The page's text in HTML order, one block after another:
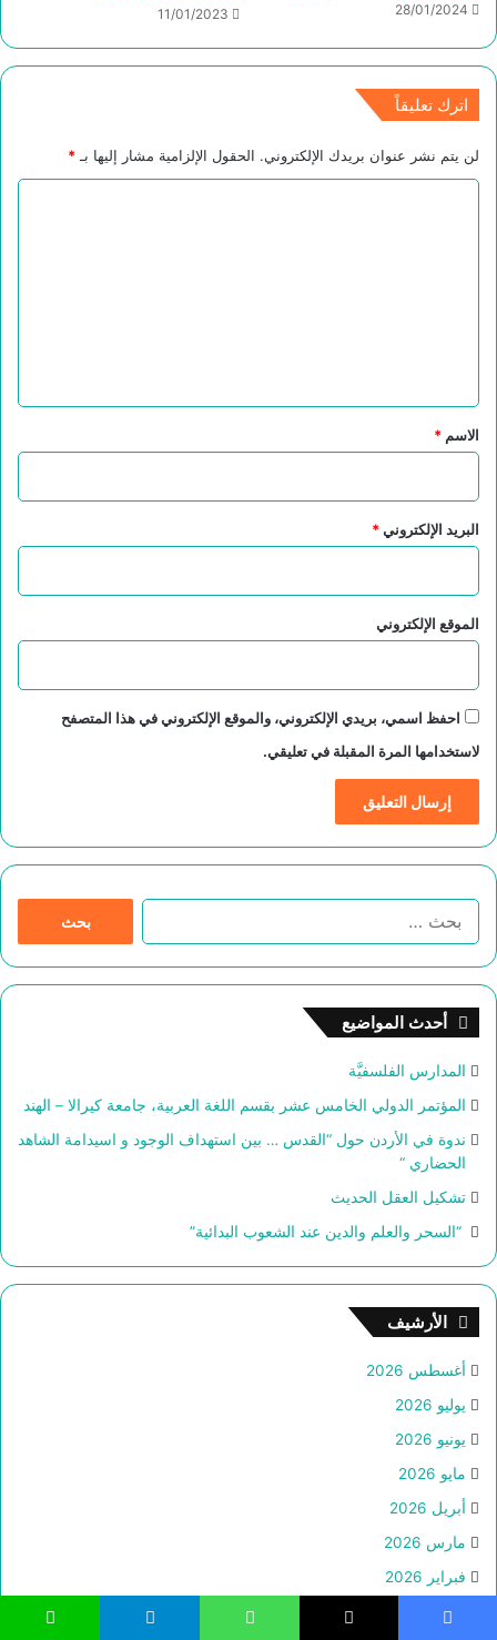
28/01/2024
11/01/2023
اترك تعليقاً
لن يتم نشر عنوان بريدك الإلكتروني. الحقول الإلزامية مشار إليها بـ*
*
الاسم *
البريد الإلكتروني*
الموقع الإلكتروني
احفظ اسمي، بريدي الإلكتروني، والموقع الإلكتروني في هذا المتصفح
لاستخدامها المرة المقبلة في تعليقي.
ح
أحدث المواضيع
المدارس الفلسفيَّة
المؤتمر الدولي الخامس عشر بقسم اللغة العربية، جامعة كيرالا – الهند
ندوة في الأردن حول “القدس … بين استهداف الوجود و اسيدامة الشاهد
الحضاري “
تشكيل العقل الحديث
“السحر والعلم والدين عند الشعوب البدائية”
الأرشيف
أغسطس 2026
يوليو 2026
يونيو 2026
مايو 2026
أبريل 2026
مارس 2026
فبراير 2026
يناير 2026